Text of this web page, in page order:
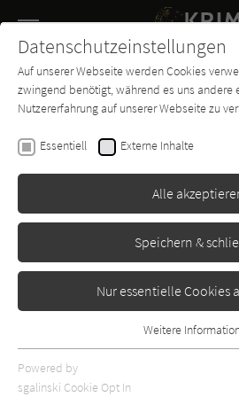
SUCHE
Buch-
Entdecker
Reginald Hill
Mord auf Widerruf
Lady meint es
Europa
Datenschutzeinstellungen
Auf unserer Webseite werden Cookies
zwingend benötigt, während es uns andere
Nutzererfahrung auf unserer Webseite zu
Essentiell Externe Inhalte
Alle
Speichern &
Nur essentielle Cookies
Essentielle Cookies werden für
Webseite benötigt. Dadurch ist
Weitere
Powered by
sgalinski Cookie Opt In